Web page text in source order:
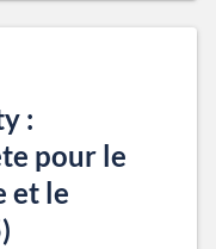
:
pour le
et le